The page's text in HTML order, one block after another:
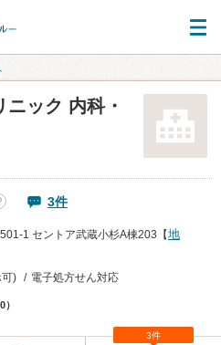
ック 内科・
3件
1 セントア武蔵小杉A棟203【地
) 電子処方せん対応
3件